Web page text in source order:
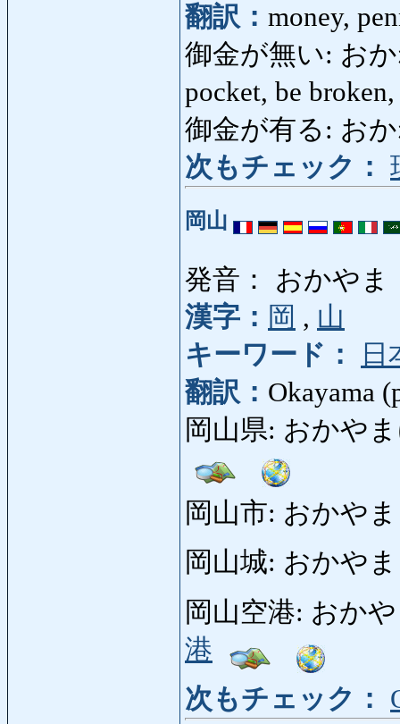
翻訳： money,
御金が無い: おか
pocket, be
御金が有る: お
次もチェック：
岡山
発音： おかやま
漢字： 岡 , 山
キーワード：
日
翻訳： Okayama
岡山県: おかや
岡山市: おかや
岡山城: おかや
岡山空港: おか
港
次もチェック：